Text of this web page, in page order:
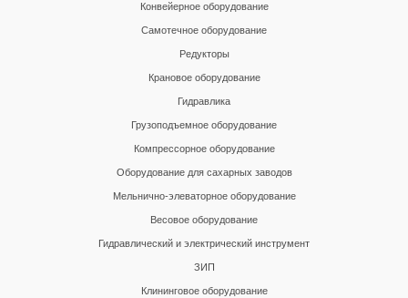
Конвейерное оборудование
Самотечное оборудование
Редукторы
Крановое оборудование
Гидравлика
Грузоподъемное оборудование
Компрессорное оборудование
Оборудование для сахарных заводов
Мельнично-элеваторное оборудование
Весовое оборудование
Гидравлический и электрический инструмент
ЗИП
Клининговое оборудование